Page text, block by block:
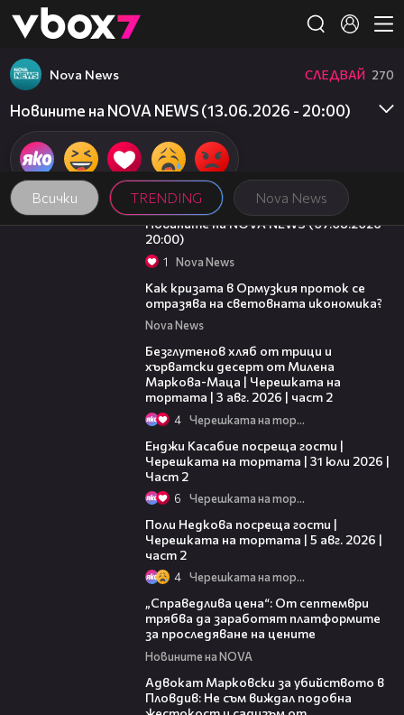
👾
Всички TRENDING Nova News
Nova News СЛЕДВАЙ 270
Новините на NOVA NEWS (13.06.2026 - 20:00)
22:56
Новините на NOVA NEWS (07.08.2026 -
20:00)
1 Nova News
Как кризата в Ормузкия проток се
отразява на световната икономика?
Nova News
Безглутенов хляб от трици и
хърватски десерт от Милена
Маркова-Маца | Черешката на
тортата | 3 авг. 2026 | част 2
4 Черешката на тортата
Енджи Касабие посреща гости |
Черешката на тортата | 31 юли 2026 |
Част 2
6 Черешката на тортата
Поли Недкова посреща гости |
Черешката на тортата | 5 авг. 2026 |
част 2
4 Черешката на тортата
„Справедлива цена“: От септември
трябва да заработят платформите
за проследяване на цените
Новините на NOVA
Адвокат Марковски за убийството в
Пловдив: Не съм виждал подобна